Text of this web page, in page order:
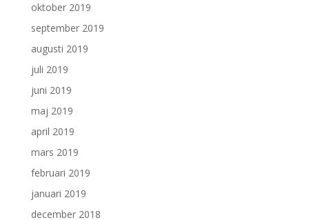
oktober 2019
september 2019
augusti 2019
juli 2019
juni 2019
maj 2019
april 2019
mars 2019
februari 2019
januari 2019
december 2018